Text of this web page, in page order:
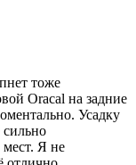
тоже
Oracal на задние
Усадку
мест. Я не